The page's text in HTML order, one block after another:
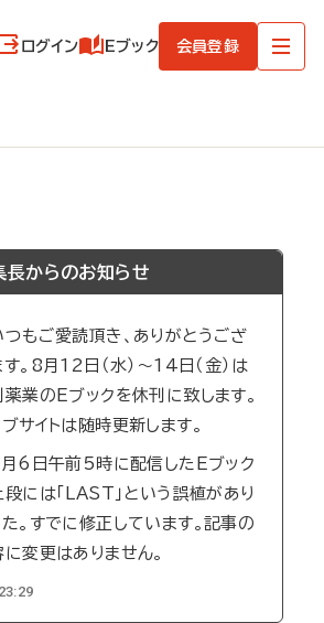
ログイン Eブック 会員登録
長からのお知らせ
もご愛読頂き、ありがとうござ
す。8月12日（水）～14日（金）は
薬業のEブックを休刊に致します。
サイトは随時更新します。
6日午前5時に配信したEブック
段には「LAST」という誤植があり
た。すでに修正しています。記事の
に変更はありません。